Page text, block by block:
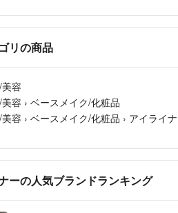
リの商品
容
容 › ベースメイク/化粧品
容 › ベースメイク/化粧品 › アイライ
ーの人気ブランドランキング